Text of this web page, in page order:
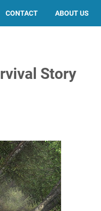
CONTACT ABOUT US
Story